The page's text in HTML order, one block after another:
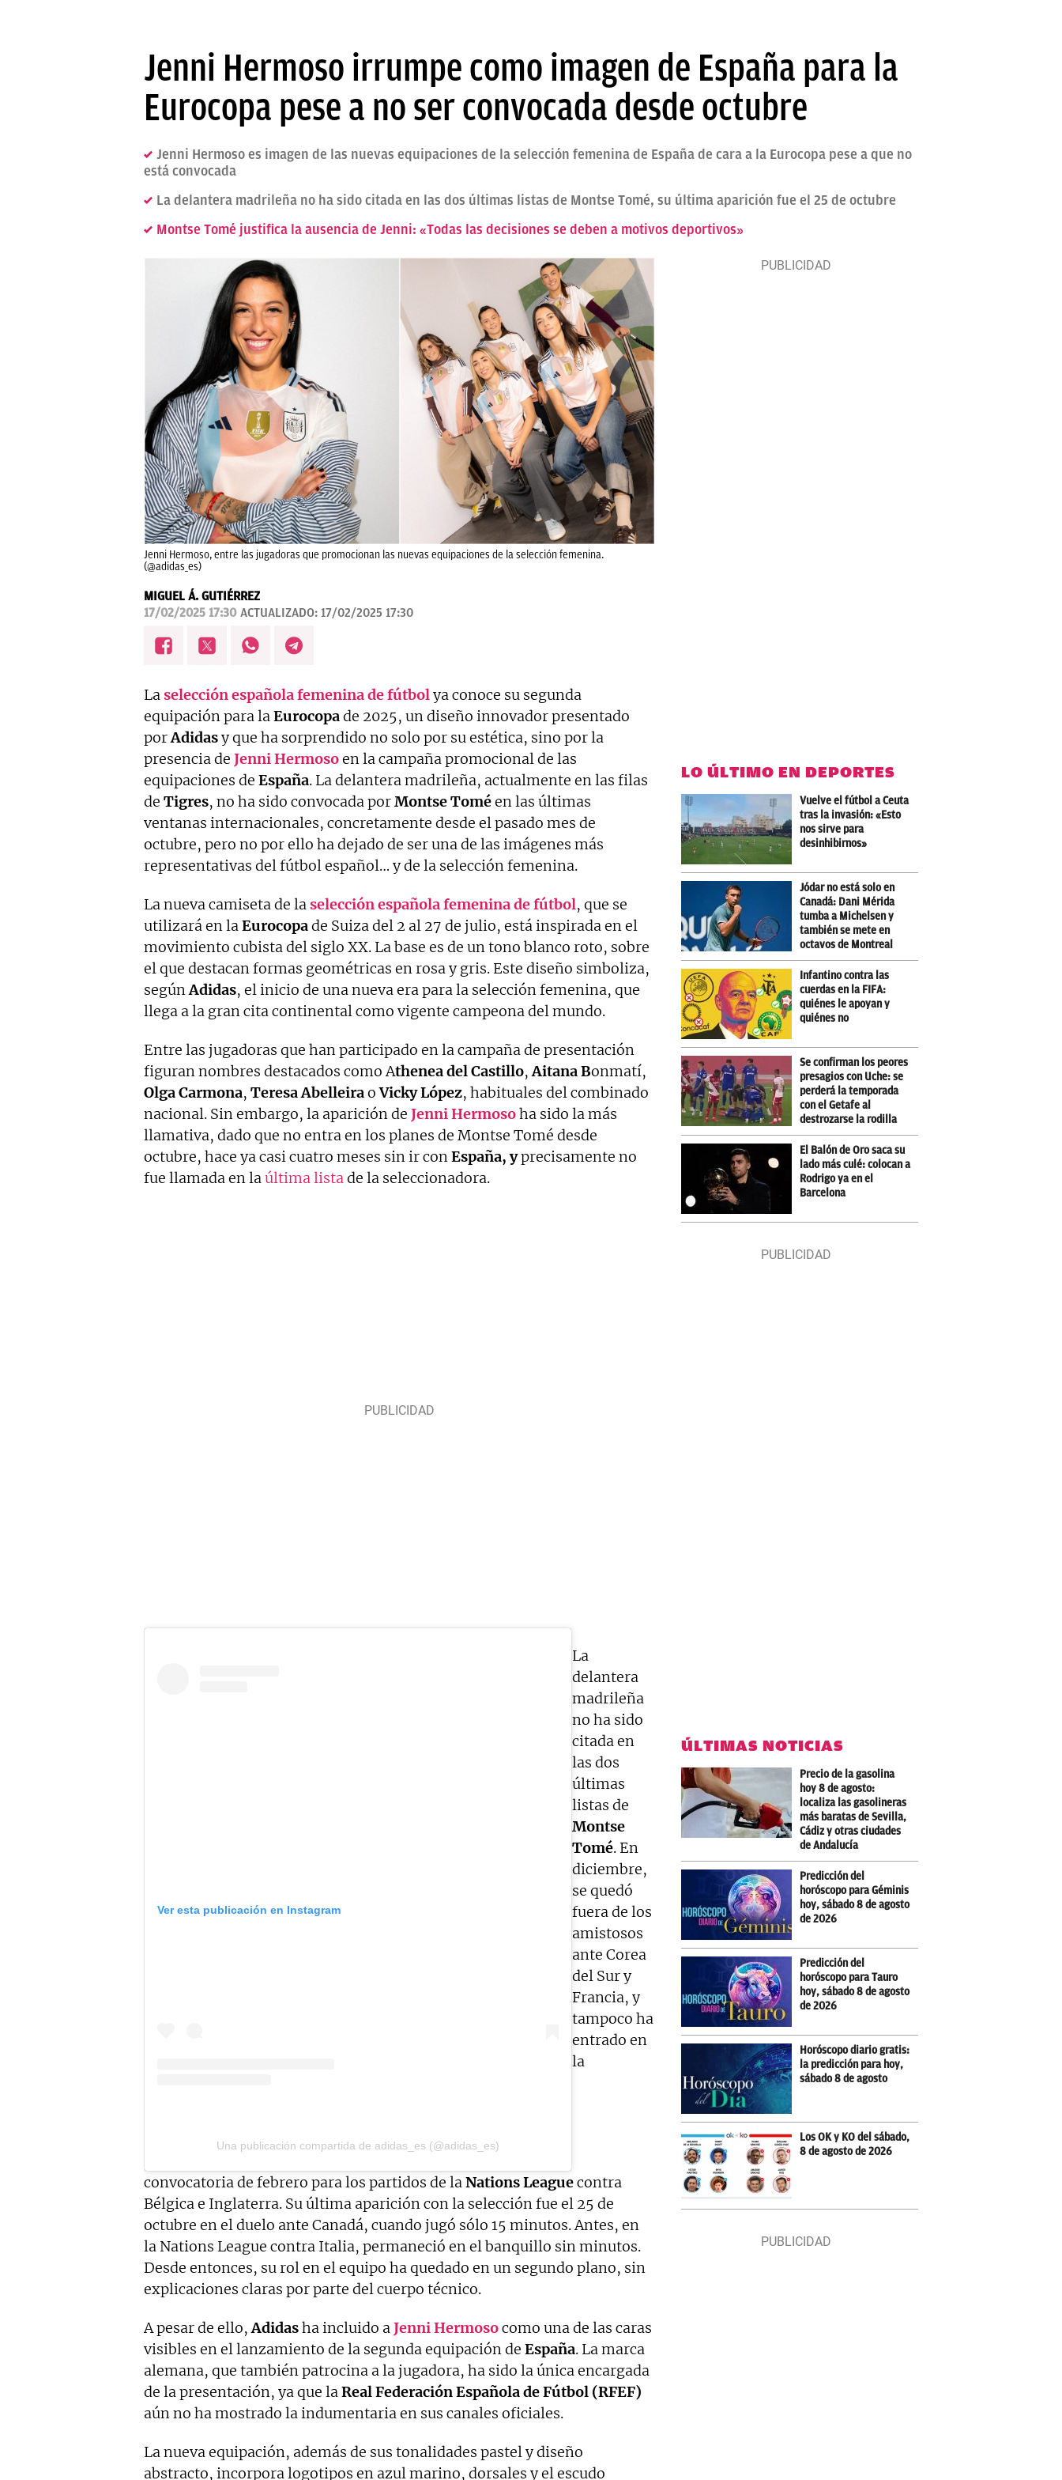
Jenni Hermoso irrumpe como imagen de España para la
Eurocopa pese a no ser convocada desde octubre
Jenni Hermoso es imagen de las nuevas equipaciones de la selección femenina de España de cara a la Eurocopa pese a que no
está convocada
La delantera madrileña no ha sido citada en las dos últimas listas de Montse Tomé, su última aparición fue el 25 de octubre
Montse Tomé justifica la ausencia de Jenni: «Todas las decisiones se deben a motivos deportivos»
Jenni Hermoso, entre las jugadoras que promocionan las nuevas equipaciones de la selección femenina.
(@adidas_es)
MIGUEL Á. GUTIÉRREZ
17/02/2025 17:30 ACTUALIZADO: 17/02/2025 17:30
La selección española femenina de fútbolya conoce su segunda
equipación para laEurocopade 2025, un diseño innovador presentado
porAdidasy que ha sorprendido no solo por su estética, sino por la
presencia de JenniHermosoen la campaña promocional de las
equipaciones de España. La delantera madrileña, actualmente en las filas
de Tigres, no ha sido convocada porMontseToméen las últimas
ventanas internacionales, concretamente desde el pasado mes de
octubre, pero no por ello ha dejado de ser una de las imágenes más
representativas del fútbol español… y de la selección femenina.
La nueva camiseta de la selección española femenina de fútbol, que se
utilizará en laEurocopade Suiza del 2 al 27 de julio, está inspirada en el
movimiento cubista del siglo XX. La base es de un tono blanco roto, sobre
el que destacan formas geométricas en rosa y gris. Este diseño simboliza,
segúnAdidas, el inicio de una nueva era para la selección femenina, que
llega a la gran cita continental como vigente campeona del mundo.
Entre las jugadoras que han participado en la campaña de presentación
figuran nombres destacados como Athenea del Castillo,AitanaBonmatí,
OlgaCarmona, TeresaAbelleiraoVickyLópez, habituales del combinado
nacional. Sin embargo, la aparición de JenniHermosoha sido la más
llamativa, dado que no entra en los planes de Montse Tomé desde
octubre, hace ya casi cuatro meses sin ir conEspaña, yprecisamente no
fue llamada en laúltima listade la seleccionadora.
Ver esta publicación en Instagram
Una publicación compartida de adidas_es (@adidas_es)
La
delantera
madrileña
no ha sido
citada en
las dos
últimas
listas de
Montse
Tomé. En
diciembre,
se quedó
fuera de los
amistosos
ante Corea
del Sur y
Francia, y
tampoco ha
entrado en
la
convocatoria de febrero para los partidos de laNationsLeaguecontra
Bélgica e Inglaterra. Su última aparición con la selección fue el 25 de
octubre en el duelo ante Canadá, cuando jugó sólo 15 minutos. Antes, en
la Nations League contra Italia, permaneció en el banquillo sin minutos.
Desde entonces, su rol en el equipo ha quedado en un segundo plano, sin
explicaciones claras por parte del cuerpo técnico.
A pesar de ello,Adidasha incluido aJenni Hermosocomo una de las caras
visibles en el lanzamiento de la segunda equipación de España. La marca
alemana, que también patrocina a la jugadora, ha sido la única encargada
de la presentación, ya que laReal Federación Española de Fútbol (RFEF)
aún no ha mostrado la indumentaria en sus canales oficiales.
La nueva equipación, además de sus tonalidades pastel y diseño
abstracto, incorpora logotipos en azul marino, dorsales y el escudo
LO ÚLTIMO EN DEPORTES
Vuelve el fútbol a Ceuta
tras la invasión: «Esto
nos sirve para
desinhibirnos»
Jódar no está solo en
Canadá: Dani Mérida
tumba a Michelsen y
también se mete en
octavos de Montreal
Infantino contra las
cuerdas en la FIFA:
quiénes le apoyan y
quiénes no
Se confirman los peores
presagios con Uche: se
perderá la temporada
con el Getafe al
destrozarse la rodilla
El Balón de Oro saca su
lado más culé: colocan a
Rodrigo ya en el
Barcelona
ÚLTIMAS NOTICIAS
Precio de la gasolina
hoy 8 de agosto:
localiza las gasolineras
más baratas de Sevilla,
Cádiz y otras ciudades
de Andalucía
Predicción del
horóscopo para Géminis
hoy, sábado 8 de agosto
de 2026
Predicción del
horóscopo para Tauro
hoy, sábado 8 de agosto
de 2026
Horóscopo diario gratis:
la predicción para hoy,
sábado 8 de agosto
Los OK y KO del sábado,
8 de agosto de 2026